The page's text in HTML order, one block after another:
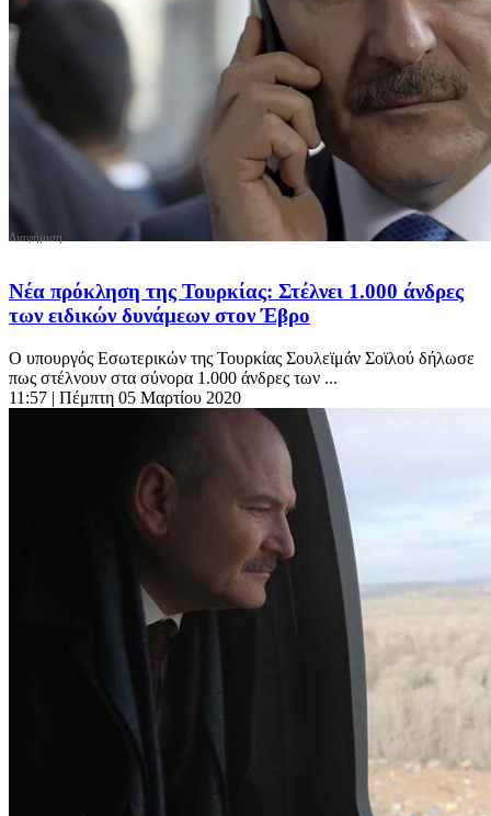
Νέα πρόκληση της Τουρκίας: Στέλνει 1.000 άνδρες
των ειδικών δυνάμεων στον Έβρο
Ο υπουργός Εσωτερικών της Τουρκίας Σουλεϊμάν Σοϊλού δήλωσε
πως στέλνουν στα σύνορα 1.000 άνδρες των ...
11:57 | Πέμπτη 05 Μαρτίου 2020